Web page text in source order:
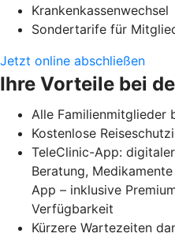
Krankenkassenwechsel
Sondertarife für
Jetzt online abschließen
Ihre Vorteile bei
Alle Familienmitglieder
Kostenlose
TeleClinic-App:
Beratung,
App – inklusive
Verfügbarkeit
Kürzere Wartezeiten